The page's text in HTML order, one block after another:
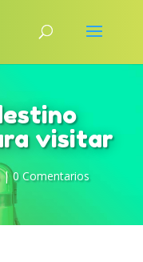
visitar
|0 Comentarios